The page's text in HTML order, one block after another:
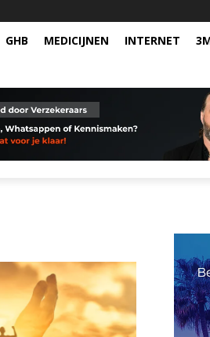
GHB MEDICIJNEN INTERNET